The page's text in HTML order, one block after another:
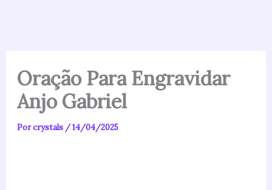
Oração Para Engravidar
Anjo Gabriel
Porcrystals /14/04/2025